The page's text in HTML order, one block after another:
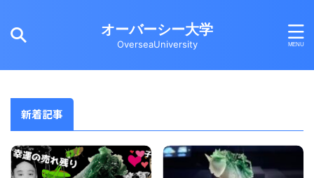
オーバーシー大学
OverseaUniversity
新着記事